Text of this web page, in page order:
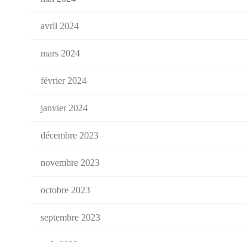
avril 2024
mars 2024
février 2024
janvier 2024
décembre 2023
novembre 2023
octobre 2023
septembre 2023